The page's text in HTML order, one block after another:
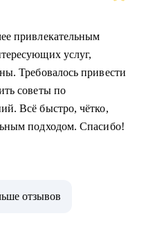
привлекательным
услуг,
Требовалось привести
советы по
Всё быстро, чётко,
подходом. Спасибо!
отзывов